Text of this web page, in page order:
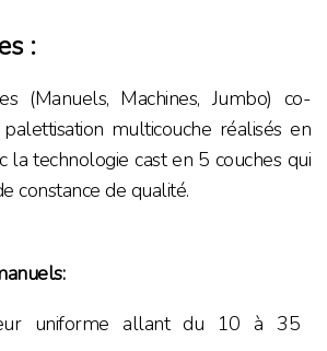
:
(Manuels, Machines, Jumbo) co-
multicouche réalisés en
la technologie cast en 5 couches qui
constance de qualité.
uniforme allant du 10 à 35